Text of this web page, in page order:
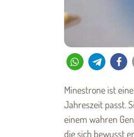
Minestrone ist
Jahreszeit passt.
einem wahren
die sich bewusst